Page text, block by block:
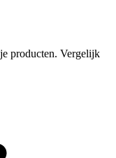
producten. Vergelijk